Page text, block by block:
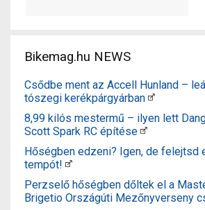
Bikemag.hu NEWS
Csődbe ment az Accell Hunland –
tószegi kerékpárgyárban
8,99 kilós mestermű – ilyen lett
Scott Spark RC építése
Hőségben edzeni? Igen, de felejtsd
tempót!
Perzselő hőségben dőltek el a
Brigetio Országúti Mezőnyverseny